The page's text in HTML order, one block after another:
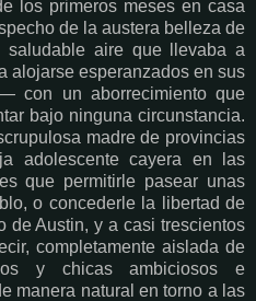
los primeros meses en casa
de la austera belleza de
aire que llevaba a
alojarse esperanzados en sus
con un aborrecimiento que
bajo ninguna circunstancia.
madre de provincias
adolescente cayera en las
que permitirle pasear unas
o concederle la libertad de
de Austin, y a casi trescientos
completamente aislada de
y chicas ambiciosos e
manera natural en torno a las